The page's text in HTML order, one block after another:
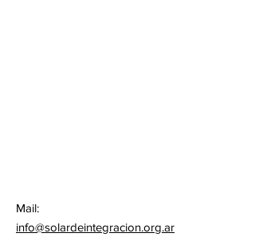
Mail:
info@solardeintegracion.org.ar